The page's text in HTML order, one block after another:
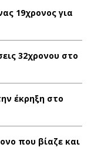
19χρονος για
32χρονου στο
έκρηξη στο
που βίαζε και